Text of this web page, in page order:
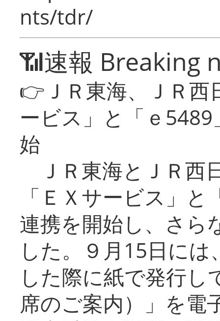
nts/tdr/
📶速報 Breaking
👉ＪＲ東海、ＪＲ
ービス」と「ｅ
始
ＪＲ東海とＪＲ西
「ＥＸサービス」
連携を開始し、さら
した。９月15日に
した際に紙で発行し
席のご案内）」を電